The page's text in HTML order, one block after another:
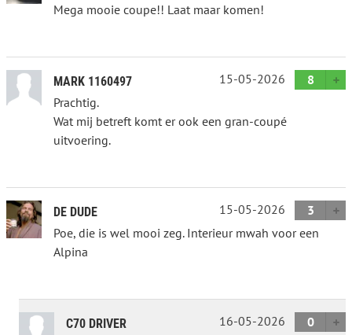
Mega mooie coupe!! Laat maar komen!
MARK 1160497 15-05-2026
8
Prachtig.
Wat mij betreft komt er ook een gran-coupé
uitvoering.
DE DUDE 15-05-2026
3
Poe, die is wel mooi zeg. Interieur mwah voor een
Alpina
C70 DRIVER 16-05-2026
0